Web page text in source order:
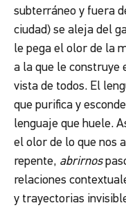
subterráneo y fuera
ciudad) se aleja del
le pega el olor de la
a la que le construye
vista de todos. El
que purifica y
lenguaje que huele.
el olor de lo que nos
repente, abrirnos
relaciones
y trayectorias